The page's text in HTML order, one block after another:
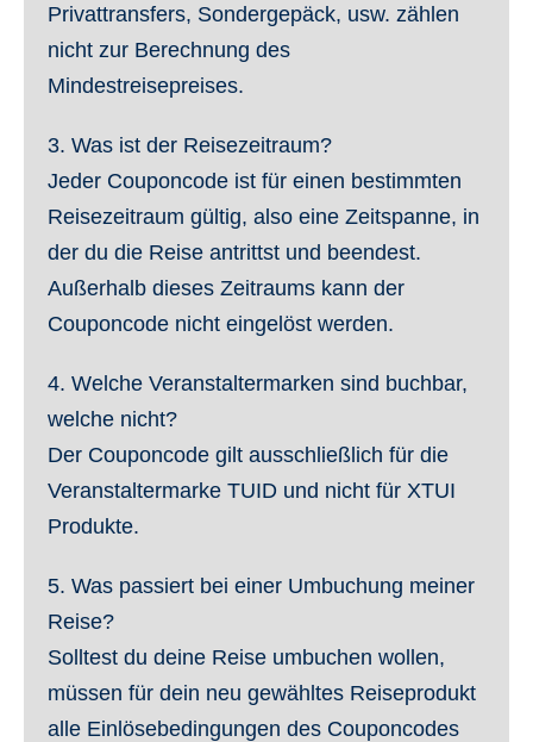
Privattransfers, Sondergepäck, usw. zählen
nicht zur Berechnung des
Mindestreisepreises.
3. Was ist der Reisezeitraum?
Jeder Couponcode ist für einen bestimmten
Reisezeitraum gültig, also eine Zeitspanne, in
der du die Reise antrittst und beendest.
Außerhalb dieses Zeitraums kann der
Couponcode nicht eingelöst werden.
4. Welche Veranstaltermarken sind buchbar,
welche nicht?
Der Couponcode gilt ausschließlich für die
Veranstaltermarke TUID und nicht für XTUI
Produkte.
5. Was passiert bei einer Umbuchung meiner
Reise?
Solltest du deine Reise umbuchen wollen,
müssen für dein neu gewähltes Reiseprodukt
alle Einlösebedingungen des Couponcodes